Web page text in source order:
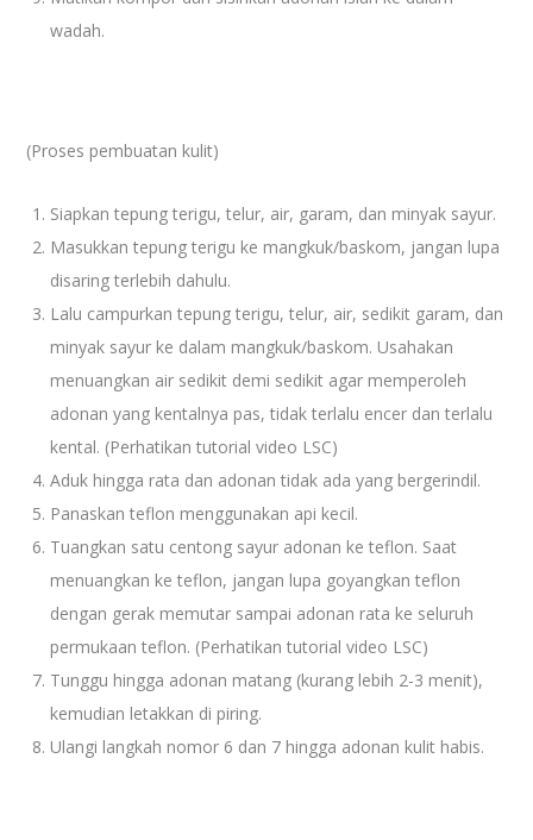
wadah.
(Proses pembuatan kulit)
Siapkan tepung terigu, telur, air, garam, dan minyak sayur.
Masukkan tepung terigu ke mangkuk/baskom, jangan lupa
disaring terlebih dahulu.
Lalu campurkan tepung terigu, telur, air, sedikit garam, dan
minyak sayur ke dalam mangkuk/baskom. Usahakan
menuangkan air sedikit demi sedikit agar memperoleh
adonan yang kentalnya pas, tidak terlalu encer dan terlalu
kental. (Perhatikan tutorial video LSC)
Aduk hingga rata dan adonan tidak ada yang bergerindil.
Panaskan teflon menggunakan api kecil.
Tuangkan satu centong sayur adonan ke teflon. Saat
menuangkan ke teflon, jangan lupa goyangkan teflon
dengan gerak memutar sampai adonan rata ke seluruh
permukaan teflon. (Perhatikan tutorial video LSC)
Tunggu hingga adonan matang (kurang lebih 2-3 menit),
kemudian letakkan di piring.
Ulangi langkah nomor 6 dan 7 hingga adonan kulit habis.